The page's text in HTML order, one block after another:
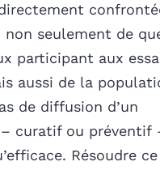
seulement de
participant aux
aussi de la
de diffusion d’un
curatif ou préventif
Résoudre ce